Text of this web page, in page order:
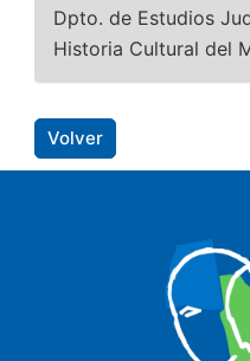
Dpto. de Estudios
Historia Cultural del
Volver